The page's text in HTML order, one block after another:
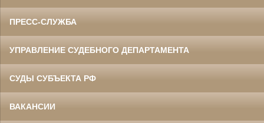
ПРЕСС-СЛУЖБА
УПРАВЛЕНИЕ СУДЕБНОГО ДЕПАРТАМЕНТА
СУДЫ СУБЪЕКТА РФ
ВАКАНСИИ